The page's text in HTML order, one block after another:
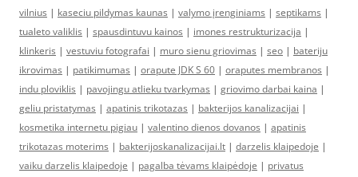
vilnius | kaseciu pildymas kaunas | valymo įrenginiams | septikams |
tualeto valiklis | spausdintuvu kainos | imones restrukturizacija |
klinkeris | vestuviu fotografai | muro sienu griovimas | seo | bateriju
ikrovimas | patikimumas | orapute JDK S 60 | oraputes membranos |
indu ploviklis | pavojingu atlieku tvarkymas | griovimo darbai kaina |
geliu pristatymas | apatinis trikotazas | bakterijos kanalizacijai |
kosmetika internetu pigiau | valentino dienos dovanos | apatinis
trikotazas moterims | bakterijoskanalizacijai.lt | darzelis klaipedoje |
vaiku darzelis klaipedoje | pagalba tėvams klaipėdoje | privatus